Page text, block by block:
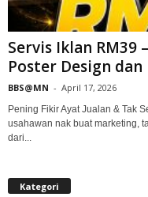
Servis Iklan RM39
Poster Design dan
BBS@MN - April 17, 2026
Pening Fikir Ayat Jualan & Tak
usahawan nak buat marketing,
dari...
Kategori